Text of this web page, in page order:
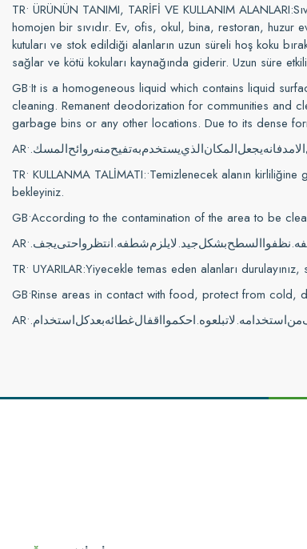
TR• ÜRÜNÜN TANIMI, TARİFİ VE KULLANIM
homojen bir sıvıdır. Ev, ofis, okul, bina, restoran, huzur
kutuları ve stok edildiği alanların uzun süreli hoş koku
sağlar ve kötü kokuları kaynağında giderir. Uzun süre
GB•It is a homogeneous liquid which contains liquid
cleaning. Remanent deodorization for communities and
garbage bins or any other locations. Due to its dense
AR•
الامدفانهيجعلالمكانالذييستخدمبهتفيحمنهروائحالمسك.
TR• KULLANMA TALİMATI:•Temizlenecek alanın
bekleyiniz.
GB•According to the contamination of the area to be
AR•
.نظفواالسطحبشكلجيد.لايلزمشطفه.انتظرواحتىيجف.
TR• UYARILAR:Yiyecekle temas eden alanları
GB•Rinse areas in contact with food, protect from
AR•
مناستخدامه.لاتبلعوه.احكموااقفالغطائهبعدكلاستخدام.